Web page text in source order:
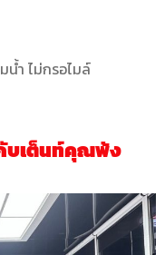
น้ำ ไม่กรอไมล์
บเต็นท์คุณพ้ง